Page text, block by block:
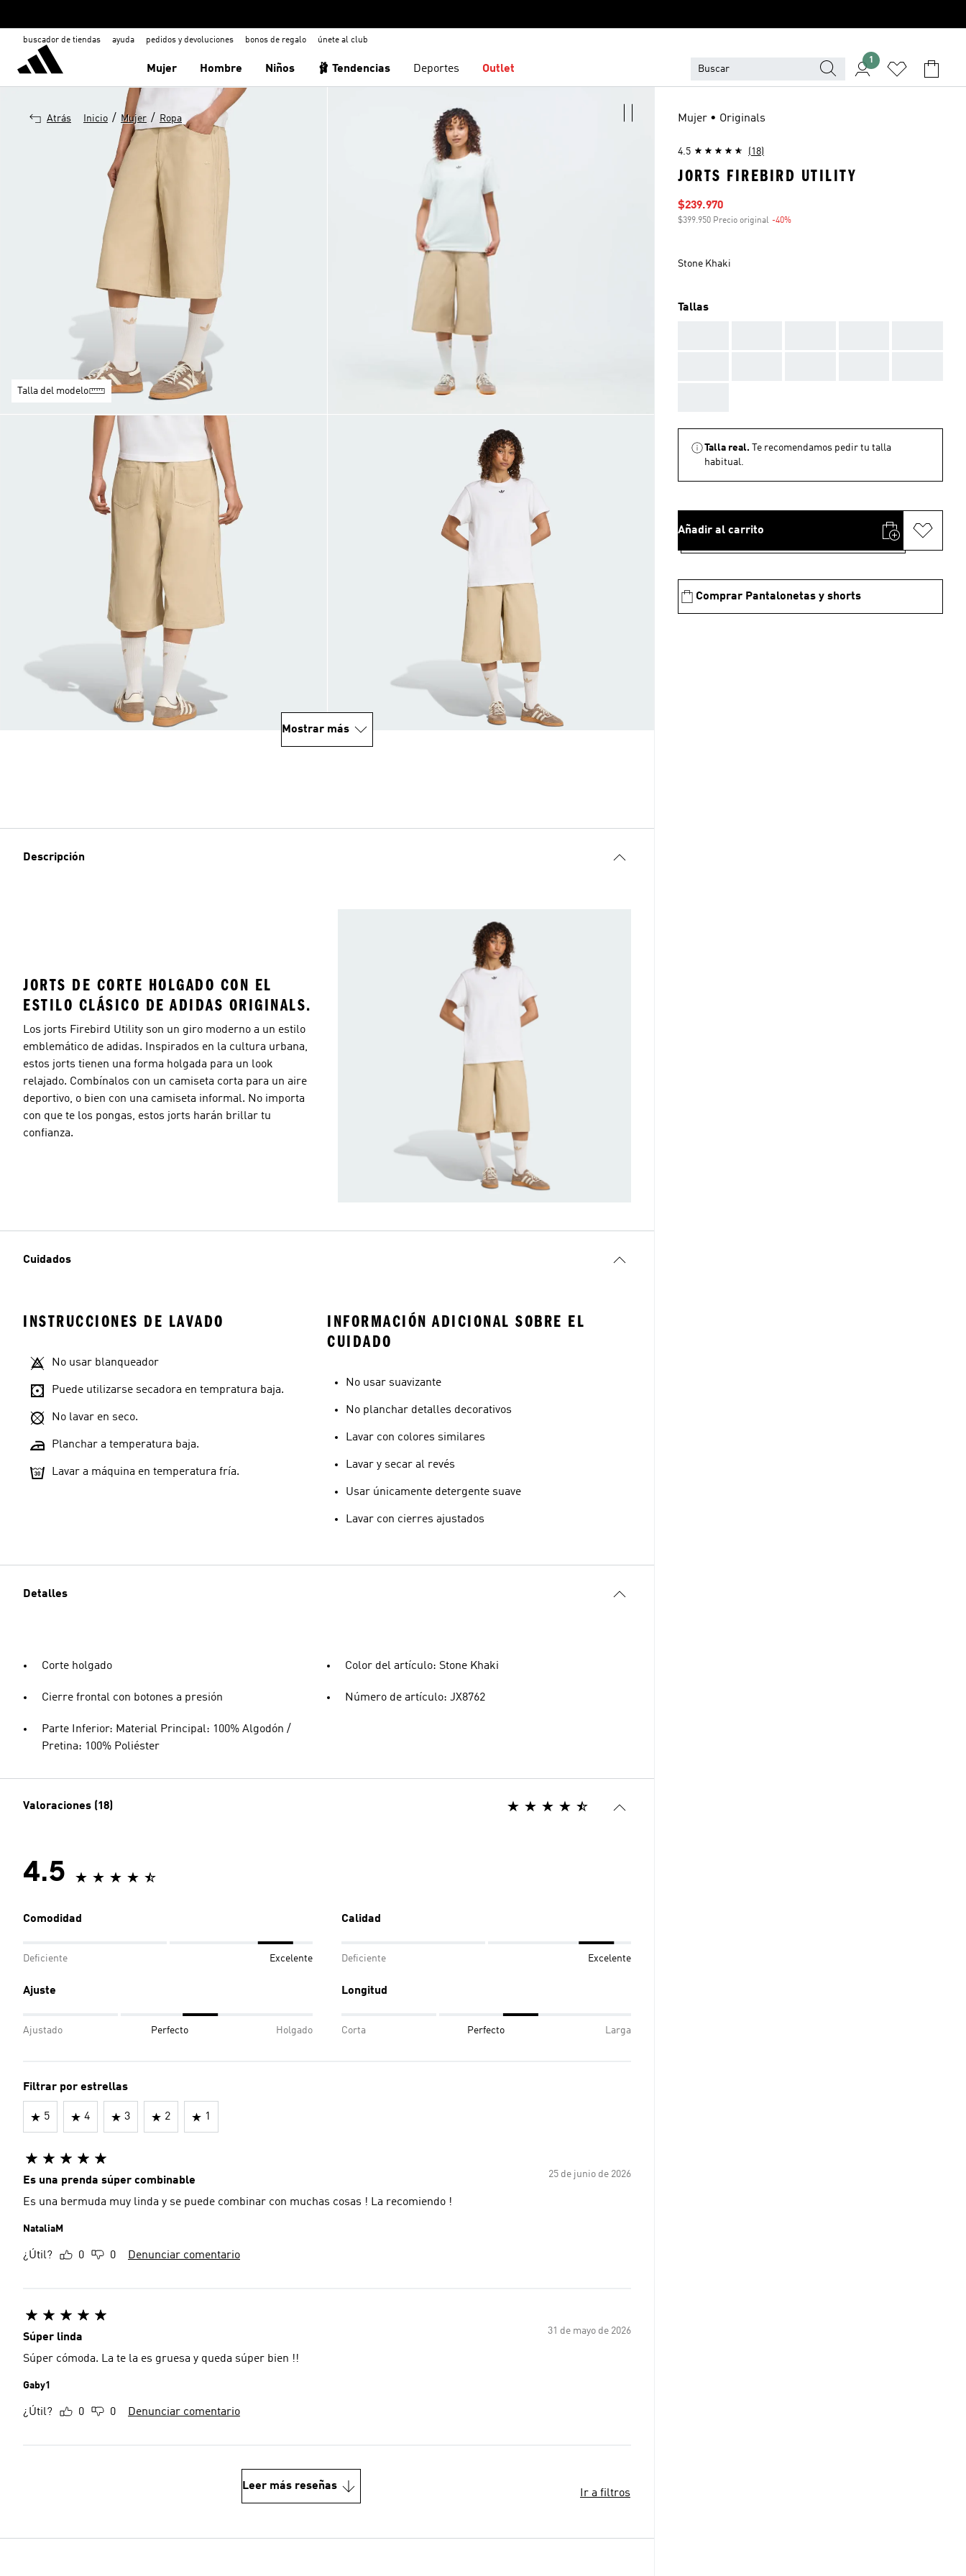
buscador de tiendas ayuda pedidos y devoluciones bonos de regalo únete al club
Mujer Hombre Niños 🩰 Tendencias Deportes Outlet
1
Atrás Inicio / Mujer / Ropa
Talla del modelo
Mostrar más
Descripción
JORTS DE CORTE HOLGADO CON EL
ESTILO CLÁSICO DE ADIDAS ORIGINALS.
Los jorts Firebird Utility son un giro moderno a un estilo
emblemático de adidas. Inspirados en la cultura urbana,
estos jorts tienen una forma holgada para un look
relajado. Combínalos con un camiseta corta para un aire
deportivo, o bien con una camiseta informal. No importa
con que te los pongas, estos jorts harán brillar tu
confianza.
Cuidados
INSTRUCCIONES DE LAVADO
No usar blanqueador
Puede utilizarse secadora en tempratura baja.
No lavar en seco.
Planchar a temperatura baja.
Lavar a máquina en temperatura fría.
INFORMACIÓN ADICIONAL SOBRE EL
CUIDADO
No usar suavizante
No planchar detalles decorativos
Lavar con colores similares
Lavar y secar al revés
Usar únicamente detergente suave
Lavar con cierres ajustados
Detalles
Corte holgado
Cierre frontal con botones a presión
Parte Inferior: Material Principal: 100% Algodón /
Pretina: 100% Poliéster
Color del artículo: Stone Khaki
Número de artículo: JX8762
Valoraciones (18)
4.5
Comodidad
Deficiente Excelente
Calidad
Deficiente Excelente
Ajuste
Ajustado Perfecto Holgado
Longitud
Corta Perfecto Larga
Filtrar por estrellas
5 4 3 2 1
25 de junio de 2026
Es una prenda súper combinable
Es una bermuda muy linda y se puede combinar con muchas cosas ! La recomiendo !
NataliaM
¿Útil? 0 0 Denunciar comentario
31 de mayo de 2026
Súper linda
Súper cómoda. La te la es gruesa y queda súper bien !!
Gaby1
¿Útil? 0 0 Denunciar comentario
Leer más reseñas
Ir a filtros
Mujer • Originals
4.5 (18)
JORTS FIREBIRD UTILITY
Precio de venta
$239.970
$399.950 Precio original -40%
Stone Khaki
Tallas
Talla real.
Te recomendamos pedir tu talla
habitual.
Añadir al carrito
Comprar Pantalonetas y shorts